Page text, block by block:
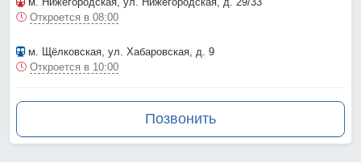
Откроется в 08:00
м. Щёлковская, ул. Хабаровская, д. 9
Откроется в 10:00
Позвонить